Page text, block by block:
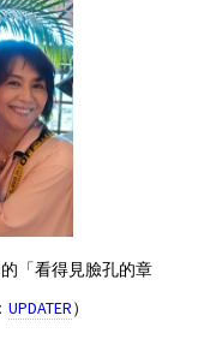
「看得見臉孔的章
UPDATER）